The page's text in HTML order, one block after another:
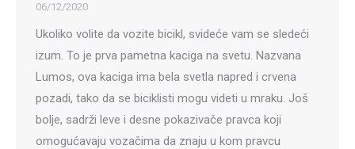
06/12/2020
Ukoliko volite da vozite bicikl, svideće vam se sledeći
izum. To je prva pametna kaciga na svetu. Nazvana
Lumos, ova kaciga ima bela svetla napred i crvena
pozadi, tako da se biciklisti mogu videti u mraku. Još
bolje, sadrži leve i desne pokazivače pravca koji
omogućavaju vozačima da znaju u kom pravcu